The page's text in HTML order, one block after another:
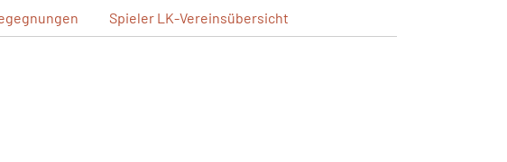
Spieler LK-Vereinsübersicht